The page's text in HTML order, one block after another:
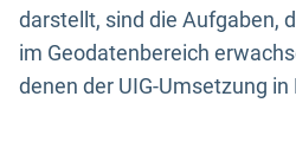
darstellt, sind die Aufgaben,
im Geodatenbereich
denen der UIG-Umsetzung